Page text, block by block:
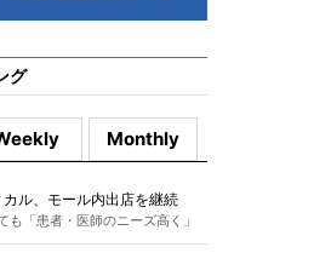
グ
Monthly
ル、モール内出店を継続
も「患者・医師のニーズ高く」